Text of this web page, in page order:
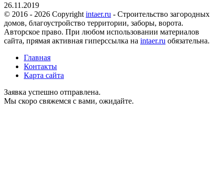
26.11.2019
© 2016 - 2026 Copyright intaer.ru - Cтроительство загородных
домов, благоустройство территории, заборы, ворота.
Авторское право. При любом использовании материалов
сайта, прямая активная гиперссылка на intaer.ru обязательна.
Главная
Контакты
Карта сайта
Заявка успешно отправлена.
Мы скоро свяжемся с вами, ожидайте.